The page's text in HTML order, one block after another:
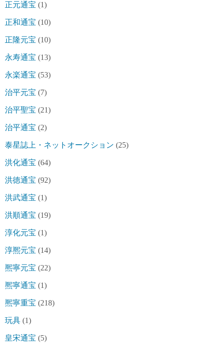
正元通宝 (1)
正和通宝 (10)
正隆元宝 (10)
永寿通宝 (13)
永楽通宝 (53)
治平元宝 (7)
治平聖宝 (21)
治平通宝 (2)
泰星誌上・ネットオークション (25)
洪化通宝 (64)
洪徳通宝 (92)
洪武通宝 (1)
洪順通宝 (19)
淳化元宝 (1)
淳熈元宝 (14)
熈寧元宝 (22)
熈寧通宝 (1)
熈寧重宝 (218)
玩具 (1)
皇宋通宝 (5)